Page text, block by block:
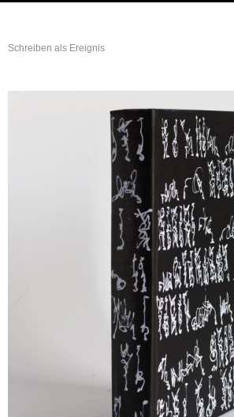
Schreiben als Ereignis